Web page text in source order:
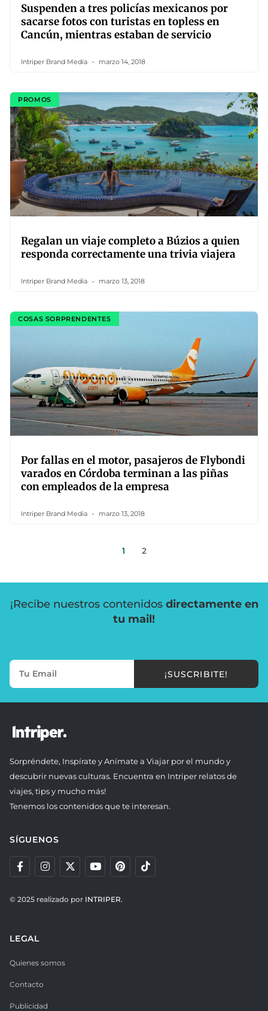
Suspenden a tres policías mexicanos por
sacarse fotos con turistas en topless en
Cancún, mientras estaban de servicio
Intriper Brand Media marzo 14, 2018
PROMOS
Regalan un viaje completo a Búzios a quien
responda correctamente una trivia viajera
Intriper Brand Media marzo 13, 2018
COSAS SORPRENDENTES
Por fallas en el motor, pasajeros de Flybondi
varados en Córdoba terminan a las piñas
con empleados de la empresa
Intriper Brand Media marzo 13, 2018
1 2
¡Recibe nuestros contenidos directamente en
tu mail!
¡SUSCRIBITE!
Sorpréndete, Inspírate y Anímate a Viajar por el mundo y
descubrir nuevas culturas. Encuentra en Intriper relatos de
viajes, tips y mucho más!
Tenemos los contenidos que te interesan.
SÍGUENOS
© 2025 realizado por INTRIPER.
LEGAL
Quienes somos
Contacto
Publicidad